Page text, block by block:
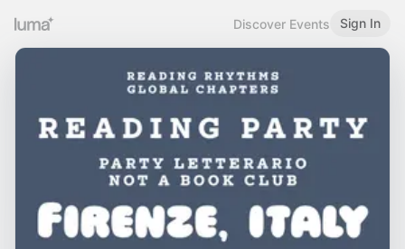
Discover Events Sign In